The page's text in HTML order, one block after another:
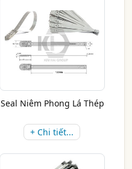
Seal Niêm Phong Lá Thép
+ Chi tiết...